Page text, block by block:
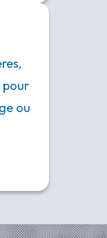
pour
ou